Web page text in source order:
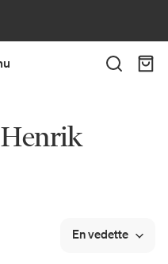
Henrik
En vedette